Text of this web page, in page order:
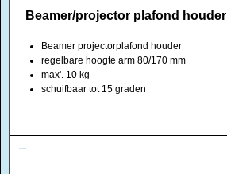
Beamer/projector plafond houder
Beamer projectorplafond houder
regelbare hoogte arm 80/170 mm
max'. 10 kg
schuifbaar tot 15 graden